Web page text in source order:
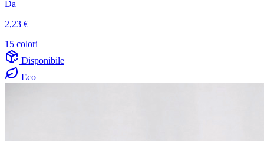
Da
2,23 €
15 colori
Disponibile
Eco